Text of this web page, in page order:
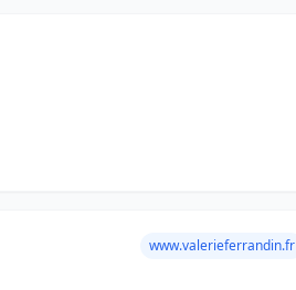
www.valerieferrandin.fr